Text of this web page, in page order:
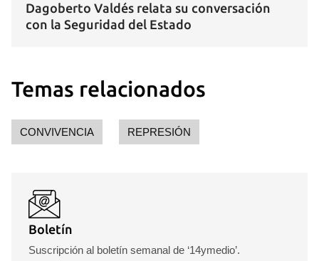
Dagoberto Valdés relata su conversación
con la Seguridad del Estado
Temas relacionados
CONVIVENCIA REPRESIÓN
Boletín
Suscripción al boletín semanal de ‘14ymedio’.